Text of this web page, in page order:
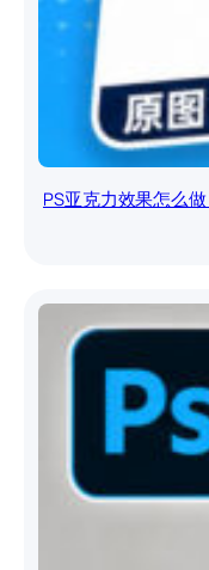
PS亚克力效果怎么